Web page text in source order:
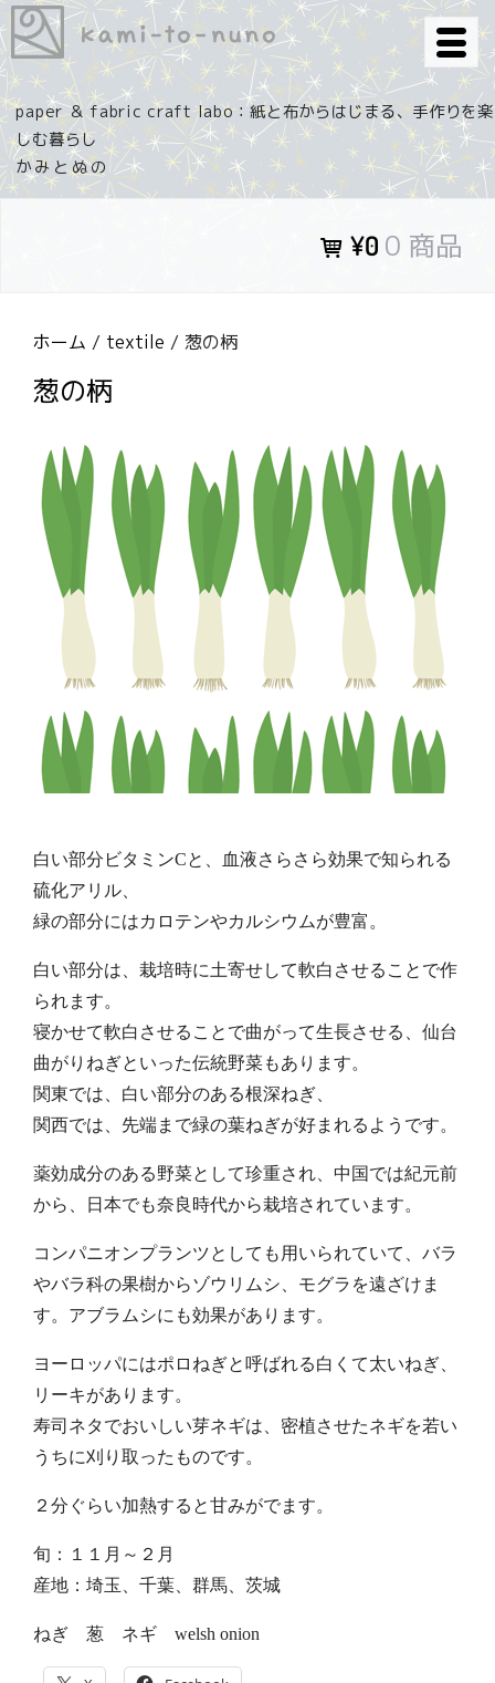
コ
ン
テ
ン
ツ
へ
ス
paper ＆ fabric craft labo：紙と布からはじまる、手作りを楽
しむ暮らし
¥0 0 商品
ホーム / textile / 葱の柄
葱の柄
白い部分ビタミンCと、血液さらさら効果で知られる
硫化アリル、
緑の部分にはカロテンやカルシウムが豊富。
白い部分は、栽培時に土寄せして軟白させることで作
られます。
寝かせて軟白させることで曲がって生長させる、仙台
曲がりねぎといった伝統野菜もあります。
関東では、白い部分のある根深ねぎ、
関西では、先端まで緑の葉ねぎが好まれるようです。
薬効成分のある野菜として珍重され、中国では紀元前
から、日本でも奈良時代から栽培されています。
コンパニオンプランツとしても用いられていて、バラ
やバラ科の果樹からゾウリムシ、モグラを遠ざけま
す。アブラムシにも効果があります。
ヨーロッパにはポロねぎと呼ばれる白くて太いねぎ、
リーキがあります。
寿司ネタでおいしい芽ネギは、密植させたネギを若い
うちに刈り取ったものです。
２分ぐらい加熱すると甘みがでます。
旬：１１月～２月
産地：埼玉、千葉、群馬、茨城
ねぎ 葱 ネギ welsh onion